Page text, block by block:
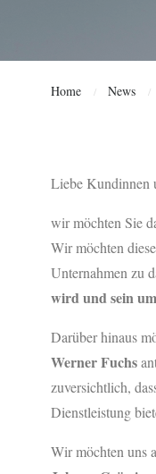
Home / News /
Liebe Kundinnen
wir möchten Sie
Wir möchten
Unternahmen zu
wird und sein
Darüber hinaus
Werner Fuchs
zuversichtlich,
Dienstleistung
Wir möchten uns